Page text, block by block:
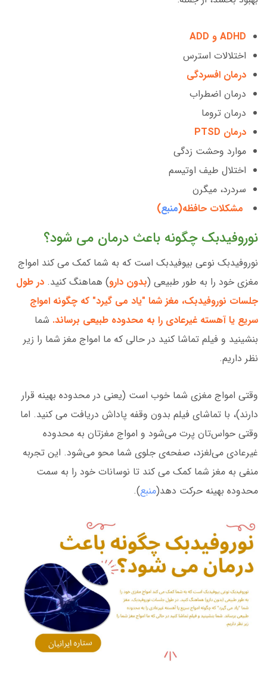
ADHD و ADD
اختلالات استرس
درمان افسردگی
درمان اضطراب
درمان تروما
درمان PTSD
موارد وحشت زدگی
اختلال طیف اوتیسم
سردرد، میگرن
مشکلات حافظه(منبع)
نوروفیدبک چگونه باعث درمان می شود؟
نوروفیدبک نوعی بیوفیدبک است که به شما کمک می کند امواج
مغزی خود را به طور طبیعی (بدون دارو) هماهنگ کنید. در طول
جلسات نوروفیدبک، مغز شما "یاد می گیرد" که چگونه امواج
سریع یا آهسته غیرعادی را به محدوده طبیعی برساند. شما
بنشینید و فیلم تماشا کنید در حالی که ما امواج مغز شما را زیر
نظر داریم.
وقتی امواج مغزی شما خوب است (یعنی در محدوده بهینه قرار
دارند)، با تماشای فیلم بدون وقفه پاداش دریافت می کنید. اما
وقتی حواس‌تان پرت می‌شود و امواج مغزتان به محدوده
غیرعادی می‌لغزد، صفحه‌ی جلوی شما محو می‌شود. این تجربه
منفی به مغز شما کمک می کند تا نوسانات خود را به سمت
محدوده بهینه حرکت دهد(منبع).